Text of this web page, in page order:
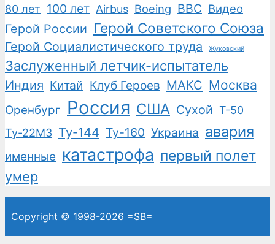
80 лет 100 лет Airbus Boeing ВВС Видео
Герой России Герой Советского Союза
Герой Социалистического труда Жуковский
Заслуженный летчик-испытатель
Индия Китай Клуб Героев МАКС Москва
Оренбург Россия США Сухой Т-50
Ту-22М3 Ту-144 Ту-160 Украина авария
именные катастрофа первый полет
умер
Copyright © 1998-2026 =SB=